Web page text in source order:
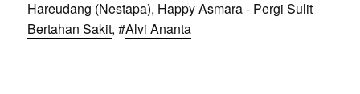
Hareudang (Nestapa), Happy Asmara - Pergi Sulit
Bertahan Sakit, #Alvi Ananta